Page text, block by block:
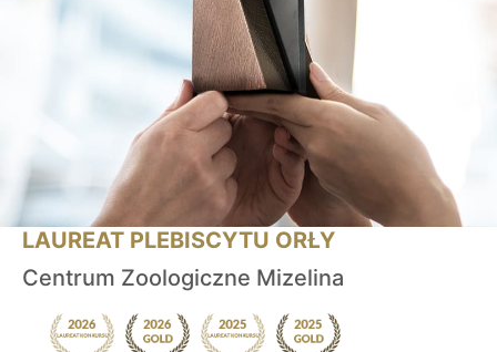
LAUREAT PLEBISCYTU ORŁY
Centrum Zoologiczne Mizelina